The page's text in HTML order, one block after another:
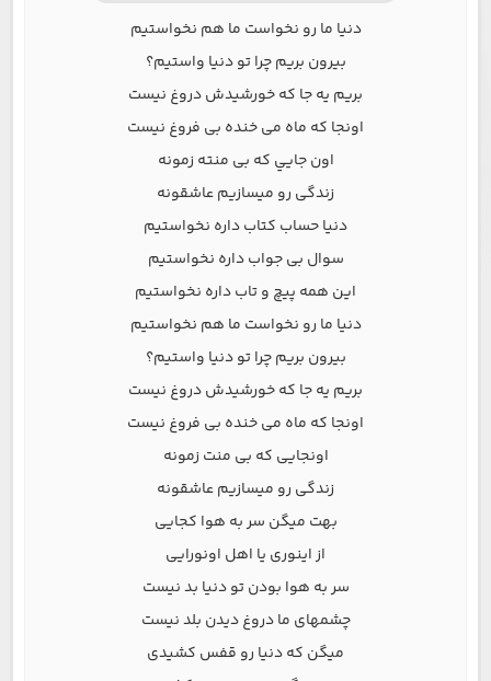
دنیا ما رو نخواست ما هم نخواستیم
بیرون بریم چرا تو دنیا واستیم؟
بریم یه جا که خورشیدش دروغ نیست
اونجا که ماه می خنده بی فروغ نیست
اون جايي که بی منته زمونه
زندگی رو میسازیم عاشقونه
دنیا حساب کتاب داره نخواستیم
سوال بی جواب داره نخواستیم
این همه پیچ و تاب داره نخواستیم
دنیا ما رو نخواست ما هم نخواستیم
بیرون بریم چرا تو دنیا واستیم؟
بریم یه جا که خورشیدش دروغ نیست
اونجا که ماه می خنده بی فروغ نیست
اونجایی که بی منت زمونه
زندگی رو میسازیم عاشقونه
بهت میگن سر به هوا کجایی
از اینوری یا اهل اونورایی
سر به هوا بودن تو دنیا بد نیست
چشمهای ما دروغ دیدن بلد نیست
میگن که دنیا رو قفس کشیدی